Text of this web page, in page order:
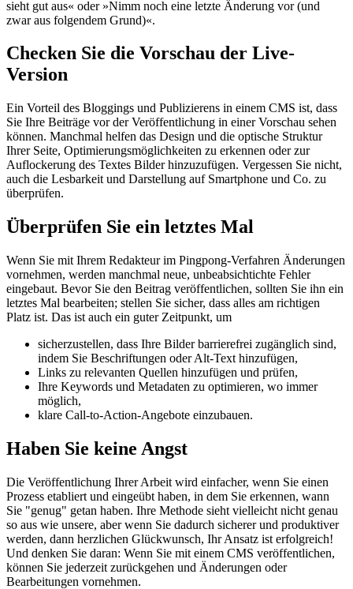
sieht gut aus« oder »Nimm noch eine letzte Änderung vor (und
zwar aus folgendem Grund)«.
Checken Sie die Vorschau der Live-
Version
Ein Vorteil des Bloggings und Publizierens in einem CMS ist, dass
Sie Ihre Beiträge vor der Veröffentlichung in einer Vorschau sehen
können. Manchmal helfen das Design und die optische Struktur
Ihrer Seite, Optimierungsmöglichkeiten zu erkennen oder zur
Auflockerung des Textes Bilder hinzuzufügen. Vergessen Sie nicht,
auch die Lesbarkeit und Darstellung auf Smartphone und Co. zu
überprüfen.
Überprüfen Sie ein letztes Mal
Wenn Sie mit Ihrem Redakteur im Pingpong-Verfahren Änderungen
vornehmen, werden manchmal neue, unbeabsichtichte Fehler
eingebaut. Bevor Sie den Beitrag veröffentlichen, sollten Sie ihn ein
letztes Mal bearbeiten; stellen Sie sicher, dass alles am richtigen
Platz ist. Das ist auch ein guter Zeitpunkt, um
sicherzustellen, dass Ihre Bilder barrierefrei zugänglich sind,
indem Sie Beschriftungen oder Alt-Text hinzufügen,
Links zu relevanten Quellen hinzufügen und prüfen,
Ihre Keywords und Metadaten zu optimieren, wo immer
möglich,
klare Call-to-Action-Angebote einzubauen.
Haben Sie keine Angst
Die Veröffentlichung Ihrer Arbeit wird einfacher, wenn Sie einen
Prozess etabliert und eingeübt haben, in dem Sie erkennen, wann
Sie "genug" getan haben. Ihre Methode sieht vielleicht nicht genau
so aus wie unsere, aber wenn Sie dadurch sicherer und produktiver
werden, dann herzlichen Glückwunsch, Ihr Ansatz ist erfolgreich!
Und denken Sie daran: Wenn Sie mit einem CMS veröffentlichen,
können Sie jederzeit zurückgehen und Änderungen oder
Bearbeitungen vornehmen.